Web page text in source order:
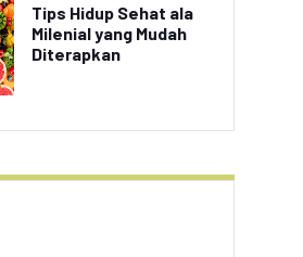
Roti Banjir Cokelat,
Tips Hidup Sehat ala
Milenial yang Mudah
Diterapkan